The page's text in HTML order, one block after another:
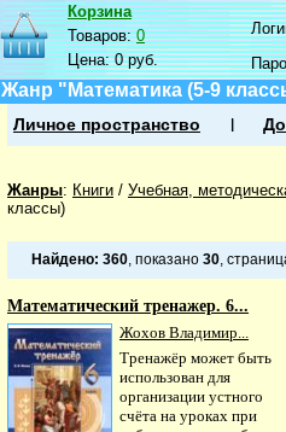
Корзина
Товаров:0
Цена:0 руб.
Жанр "Математика (5-9
Личное пространство
Жанры: Книги / Учебная,
классы)
Найдено: 360, показано 30,
Математический тренажер. 6...
Жохов Владимир...
Тренажёр может быть
использован для
организации устного
счёта на уроках при